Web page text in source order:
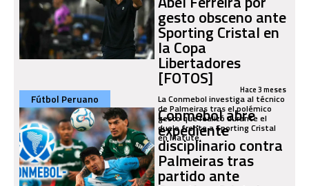
gesto obsceno ante
Sporting Cristal en
la Copa
Libertadores
[FOTOS] Hace 3 meses
La Conmebol investiga al técnico
de Palmeiras tras el polémico
gesto que realizó durante el
duelo frente a Sporting Cristal
en Matute.
Fútbol Peruano
Conmebol abre
expediente
disciplinario contra
Palmeiras tras
partido ante